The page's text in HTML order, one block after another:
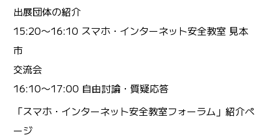
出展団体の紹介
15:20〜16:10 スマホ・インターネット安全教室 見本
市
交流会
16:10〜17:00 自由討論・質疑応答
「スマホ・インターネット安全教室フォーラム」紹介ペ
ージ